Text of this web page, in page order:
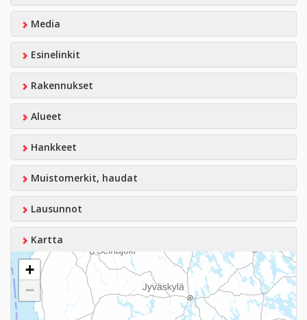
Media
Esinelinkit
Rakennukset
Alueet
Hankkeet
Muistomerkit, haudat
Lausunnot
Kartta
+
−